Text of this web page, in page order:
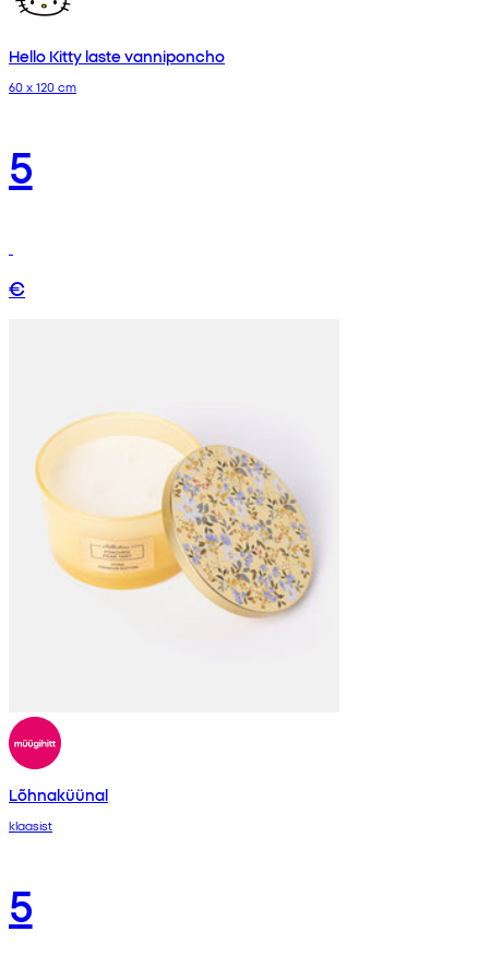
Hello Kitty laste vanniponcho
60 x 120 cm
5
€
Lõhnaküünal
klaasist
5